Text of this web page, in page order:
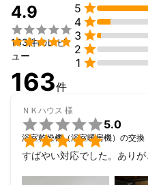
4.9


163件のレビ
ュー
5 
4 
3 
2 
1 
163件
ＮＫハウス 様


5.0
浴室乾燥機（浴室暖房機）の交換
すばやい対応でした。ありが